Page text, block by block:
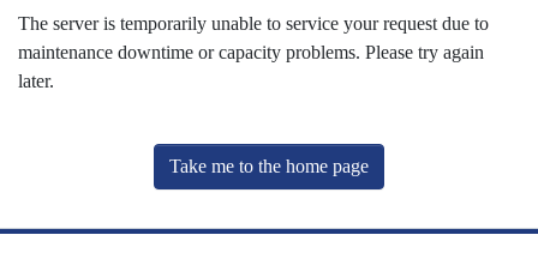
The server is temporarily unable to service your request due to
maintenance downtime or capacity problems. Please try again
later.
Take me to the home page